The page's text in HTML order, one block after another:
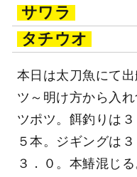
サワラ
タチウオ
本日は太刀魚にて
ツ～明け方から入
ツポツ。餌釣りは
５本。ジギングは
３．０。本鰆混じ